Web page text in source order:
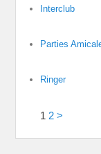
Interclub
Parties
Ringer
1 2 >